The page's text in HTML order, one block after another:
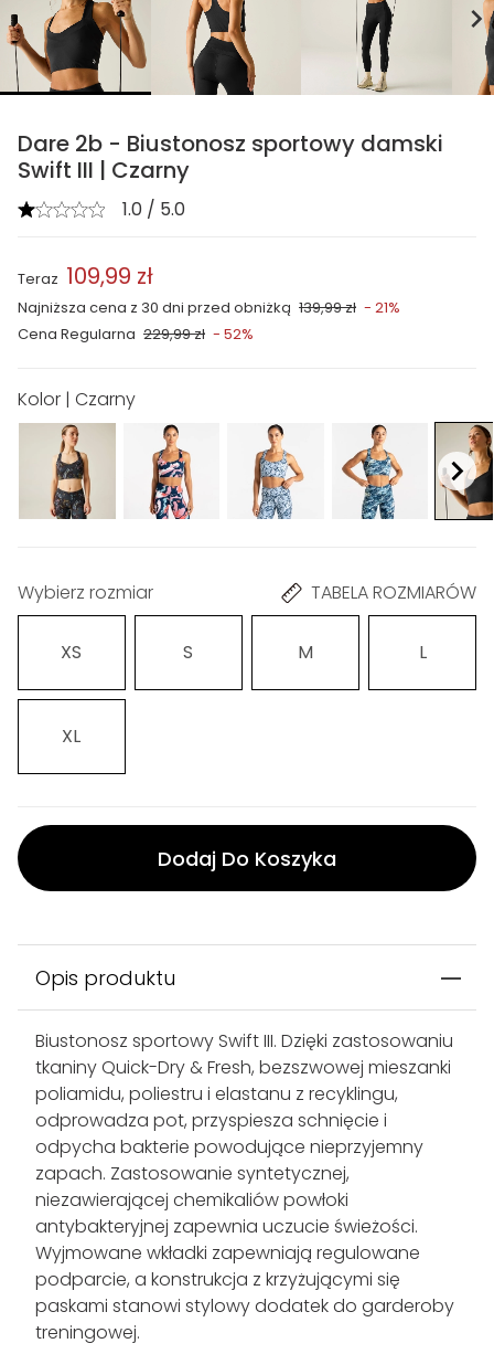
chevron_right
Dare 2b - Biustonosz sportowy damski
Swift III | Czarny
1.0 / 5.0
Cena Regularna 229,99 zł - 52%
Najniższa cena z 30 dni przed obniżką 139,99 zł - 21%
Teraz 109,99 zł
Kolor | Czarny
Wybierz rozmiar TABELA ROZMIARÓW
XS S M L
XL
Dodaj Do Koszyka
Opis produktu
Biustonosz sportowy Swift III. Dzięki zastosowaniu
tkaniny Quick-Dry & Fresh, bezszwowej mieszanki
poliamidu, poliestru i elastanu z recyklingu,
odprowadza pot, przyspiesza schnięcie i
odpycha bakterie powodujące nieprzyjemny
zapach. Zastosowanie syntetycznej,
niezawierającej chemikaliów powłoki
antybakteryjnej zapewnia uczucie świeżości.
Wyjmowane wkładki zapewniają regulowane
podparcie, a konstrukcja z krzyżującymi się
paskami stanowi stylowy dodatek do garderoby
treningowej.